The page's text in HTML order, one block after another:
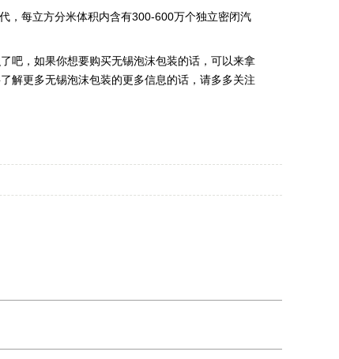
，每立方分米体积内含有300-600万个独立密闭汽
吧，如果你想要购买无锡泡沫包装的话，可以来拿
解更多无锡泡沫包装的更多信息的话，请多多关注